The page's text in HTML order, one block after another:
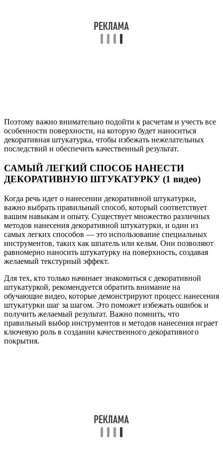
Поэтому важно внимательно подойти к расчетам и учесть все
особенности поверхности, на которую будет наноситься
декоративная штукатурка, чтобы избежать нежелательных
последствий и обеспечить качественный результат.
САМЫЙ ЛЕГКИЙ СПОСОБ НАНЕСТИ
ДЕКОРАТИВНУЮ ШТУКАТУРКУ (1 видео)
Когда речь идет о нанесении декоративной штукатурки,
важно выбрать правильный способ, который соответствует
вашим навыкам и опыту. Существует множество различных
методов нанесения декоративной штукатурки, и один из
самых легких способов — это использование специальных
инструментов, таких как шпатель или кельм. Они позволяют
равномерно наносить штукатурку на поверхность, создавая
желаемый текстурный эффект.
Для тех, кто только начинает знакомиться с декоративной
штукатуркой, рекомендуется обратить внимание на
обучающие видео, которые демонстрируют процесс нанесения
штукатурки шаг за шагом. Это поможет избежать ошибок и
получить желаемый результат. Важно помнить, что
правильный выбор инструментов и методов нанесения играет
ключевую роль в создании качественного декоративного
покрытия.